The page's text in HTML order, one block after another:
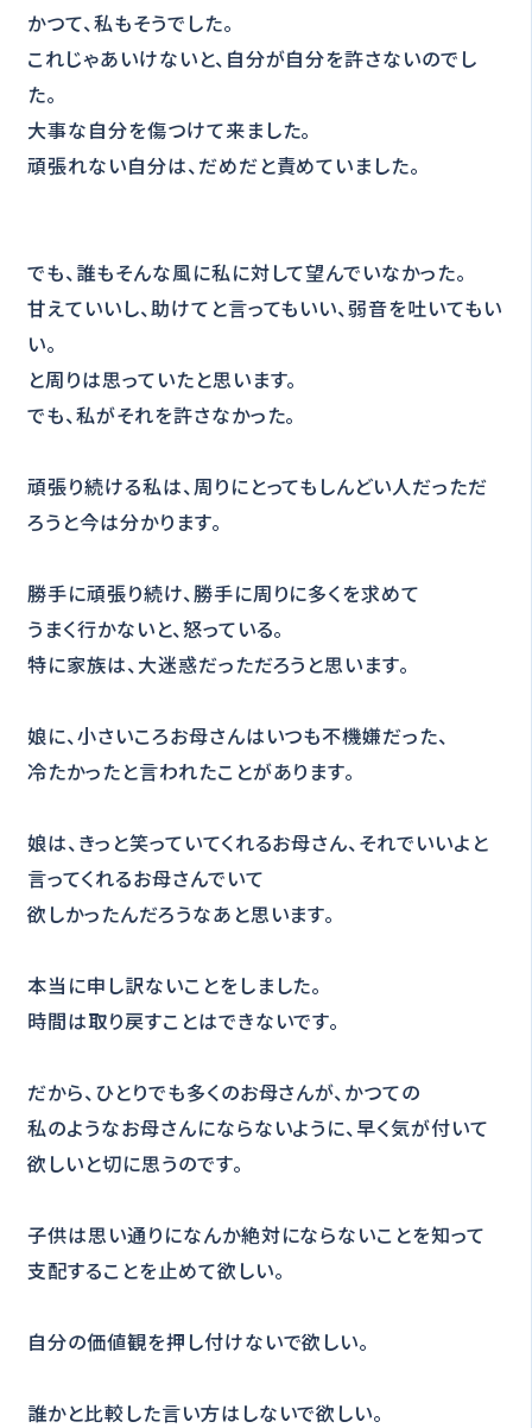
かつて、私もそうでした。
これじゃあいけないと、自分が自分を許さないのでし
た。
大事な自分を傷つけて来ました。
頑張れない自分は、だめだと責めていました。
でも、誰もそんな風に私に対して望んでいなかった。
甘えていいし、助けてと言ってもいい、弱音を吐いてもい
い。
と周りは思っていたと思います。
でも、私がそれを許さなかった。
頑張り続ける私は、周りにとってもしんどい人だっただ
ろうと今は分かります。
勝手に頑張り続け、勝手に周りに多くを求めて
うまく行かないと、怒っている。
特に家族は、大迷惑だっただろうと思います。
娘に、小さいころお母さんはいつも不機嫌だった、
冷たかったと言われたことがあります。
娘は、きっと笑っていてくれるお母さん、それでいいよと
言ってくれるお母さんでいて
欲しかったんだろうなあと思います。
本当に申し訳ないことをしました。
時間は取り戻すことはできないです。
だから、ひとりでも多くのお母さんが、かつての
私のようなお母さんにならないように、早く気が付いて
欲しいと切に思うのです。
子供は思い通りになんか絶対にならないことを知って
支配することを止めて欲しい。
自分の価値観を押し付けないで欲しい。
誰かと比較した言い方はしないで欲しい。